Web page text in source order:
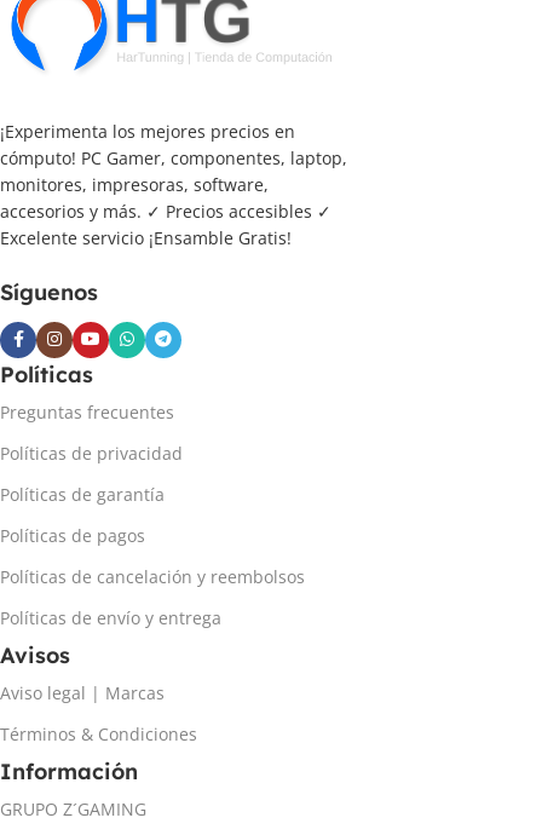
¡Experimenta los mejores precios en
cómputo! PC Gamer, componentes, laptop,
monitores, impresoras, software,
accesorios y más. ✓ Precios accesibles ✓
Excelente servicio ¡Ensamble Gratis!
Síguenos
Políticas
Preguntas frecuentes
Políticas de privacidad
Políticas de garantía
Políticas de pagos
Políticas de cancelación y reembolsos
Políticas de envío y entrega
Avisos
Aviso legal | Marcas
Términos & Condiciones
Información
GRUPO Z´GAMING